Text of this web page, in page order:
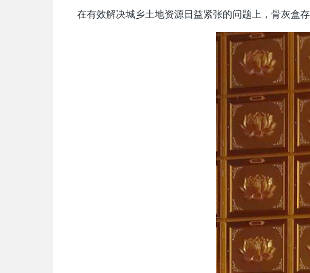
在有效解决城乡土地资源日益紧张的问题上，骨灰盒存